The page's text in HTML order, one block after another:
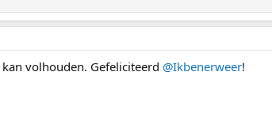
volhouden. Gefeliciteerd @Ikbenerweer!